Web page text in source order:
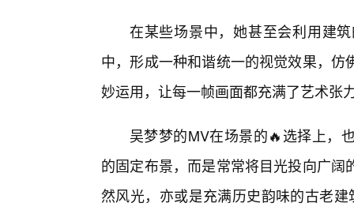
在某些场景中，她甚至会利用建
中，形成一种和谐统一的视觉效果，
妙运用，让每一帧画面都充满了艺术张
吴梦梦的MV在场景的🔥选择上，
的固定布景，而是常常将目光投向广
然风光，亦或是充满历史韵味的古老